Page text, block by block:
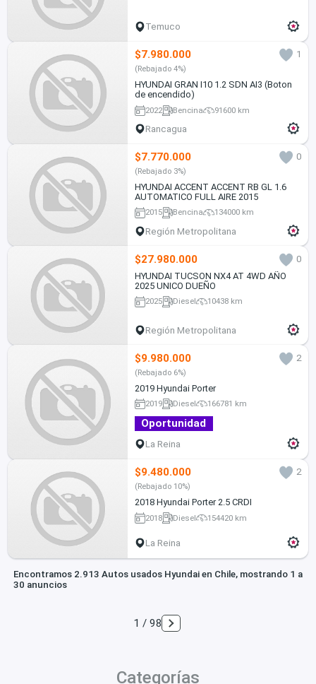
Temuco
$7.980.000 1
(Rebajado 4%)
HYUNDAI GRAN I10 1.2 SDN AI3 (Boton
de encendido)
2022 Bencina 91600 km
Rancagua
$7.770.000 0
(Rebajado 3%)
HYUNDAI ACCENT ACCENT RB GL 1.6
AUTOMATICO FULL AIRE 2015
2015 Bencina 134000 km
Región Metropolitana
$27.980.000
0
HYUNDAI TUCSON NX4 AT 4WD AÑO
2025 UNICO DUEÑO
2025 Diesel 10438 km
Región Metropolitana
$9.980.000 2
(Rebajado 6%)
2019 Hyundai Porter
2019 Diesel 166781 km
Oportunidad
La Reina
$9.480.000 2
(Rebajado 10%)
2018 Hyundai Porter 2.5 CRDI
2018 Diesel 154420 km
La Reina
Encontramos 2.913 Autos usados Hyundai en Chile, mostrando 1 a
30 anuncios
1 / 98
Categorías